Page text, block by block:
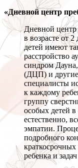
«Дневной центр
Дневной центр
в возрасте от
детей имеют
расстройство
синдром
(ДЦП) и
специалисты
к каждому
группу
особых детей
естественно,
эмпатии.
подробного
ребенка и